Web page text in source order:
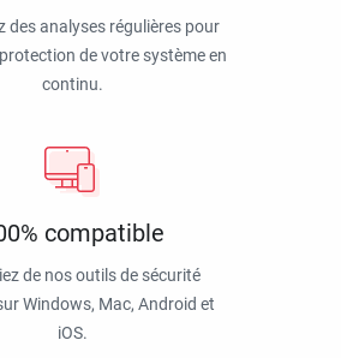
des analyses régulières pour
de votre système en
continu.
compatible
de nos outils de sécurité
Windows, Mac, Android et
iOS.